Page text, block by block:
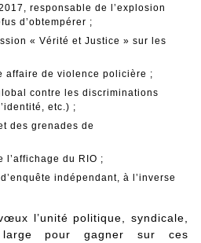
responsable de l’explosion
d’obtempérer ;
« Vérité et Justice » sur les
affaire de violence policière ;
contre les discriminations
etc.) ;
des grenades de
l’affichage du RIO ;
indépendant, à l’inverse
l’unité politique, syndicale,
pour gagner sur ces